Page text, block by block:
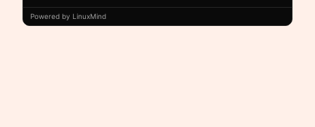
Powered by LinuxMind